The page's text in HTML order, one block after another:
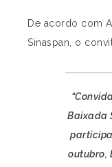
De acordo com
Sinaspan, o
Baixada
outubro,